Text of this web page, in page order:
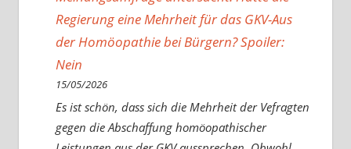
Regierung eine Mehrheit für das GKV-Aus
der Homöopathie bei Bürgern? Spoiler:
Nein
15/05/2026
Es ist schön, dass sich die Mehrheit der Vefragten
gegen die Abschaffung homöopathischer